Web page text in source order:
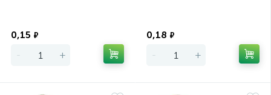
0,15 ₽
- +
0,18 ₽
- +